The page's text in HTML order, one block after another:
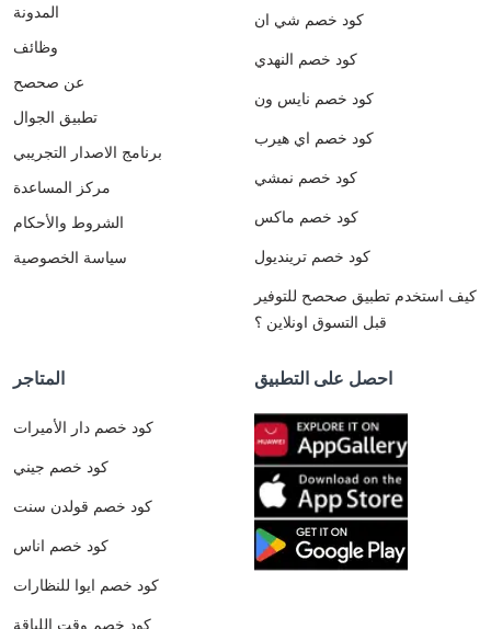
المدونة
وظائف
عن صحصح
تطبيق الجوال
برنامج الاصدار التجريبي
مركز المساعدة
الشروط والأحكام
سياسة الخصوصية
كود خصم شي ان
كود خصم النهدي
كود خصم نايس ون
كود خصم اي هيرب
كود خصم نمشي
كود خصم ماكس
كود خصم ترينديول
كيف استخدم تطبيق صحصح للتوفير
قبل التسوق اونلاين ؟
المتاجر
كود خصم دار الأميرات
كود خصم جيني
كود خصم قولدن سنت
كود خصم اناس
كود خصم ايوا للنظارات
كود خصم وقت اللياقة
احصل على التطبيق